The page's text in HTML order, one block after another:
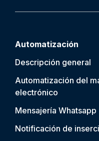
Automatización
Descripción general
Automatización del
electrónico
Mensajería Whatsapp
Notificación de